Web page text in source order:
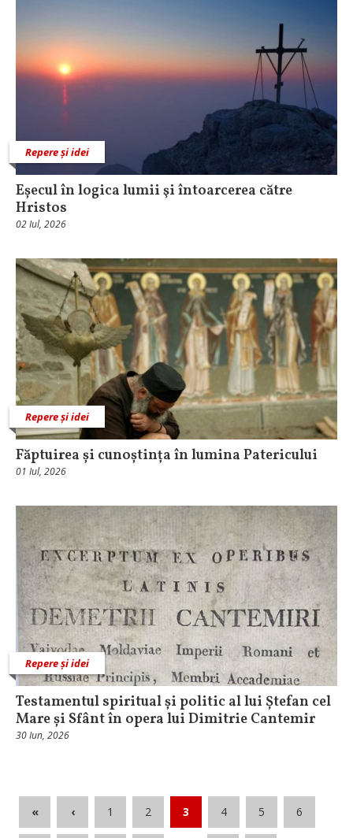
Repere și idei
Eșecul în logica lumii şi întoarcerea către
Hristos
02 Iul, 2026
Repere și idei
Făptuirea și cunoștința în lumina Patericului
01 Iul, 2026
Repere și idei
Testamentul spiritual și politic al lui Ștefan cel
Mare și Sfânt în opera lui Dimitrie Cantemir
30 Iun, 2026
« ‹ 1 2 3 4 5 6